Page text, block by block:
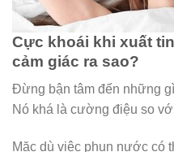
Cực khoái khi xuất
cảm giác ra sao?
Đừng bận tâm đến những
Nó khá là cường điệu so
Mặc dù việc phun nước có